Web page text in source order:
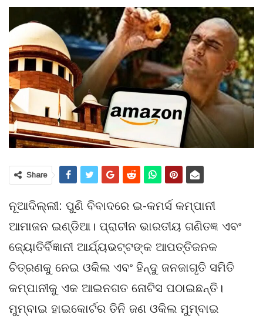
Share
ନୂଆଦିଲ୍ଲୀ: ପୁଣି ବିବାଦରେ ଇ-କମର୍ସ କମ୍ପାନୀ
ଆମାଜନ ଇଣ୍ଡିଆ। ପ୍ରାଚୀନ ଭାରତୀୟ ଗଣିତଜ୍ଞ ଏବଂ
ଜ୍ୟୋତିର୍ବିଜ୍ଞାନୀ ଆର୍ଯ୍ୟଭଟ୍ଟଙ୍କ ଆପତ୍ତିଜନକ
ଚିତ୍ରଣକୁ ନେଇ ଓକିଲ ଏବଂ ହିନ୍ଦୁ ଜନଜାଗୃତି ସମିତି
କମ୍ପାନୀକୁ ଏକ ଆଇନଗତ ନୋଟିସ ପଠାଇଛନ୍ତି।
ମୁମ୍ବାଇ ହାଇକୋର୍ଟର ତିନି ଜଣ ଓକିଲ ମୁମ୍ବାଇ